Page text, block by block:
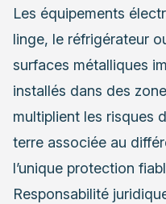
Les équipements
linge, le réfrigérateur
surfaces métalliques
installés dans des
multiplient les risques
terre associée au
l’unique protection
Responsabilité